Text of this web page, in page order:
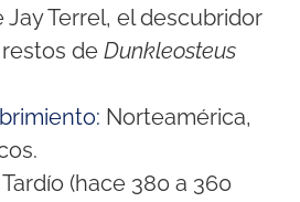
Terrel, el descubridor
de Dunkleosteus
: Norteamérica,
(hace 380 a 360